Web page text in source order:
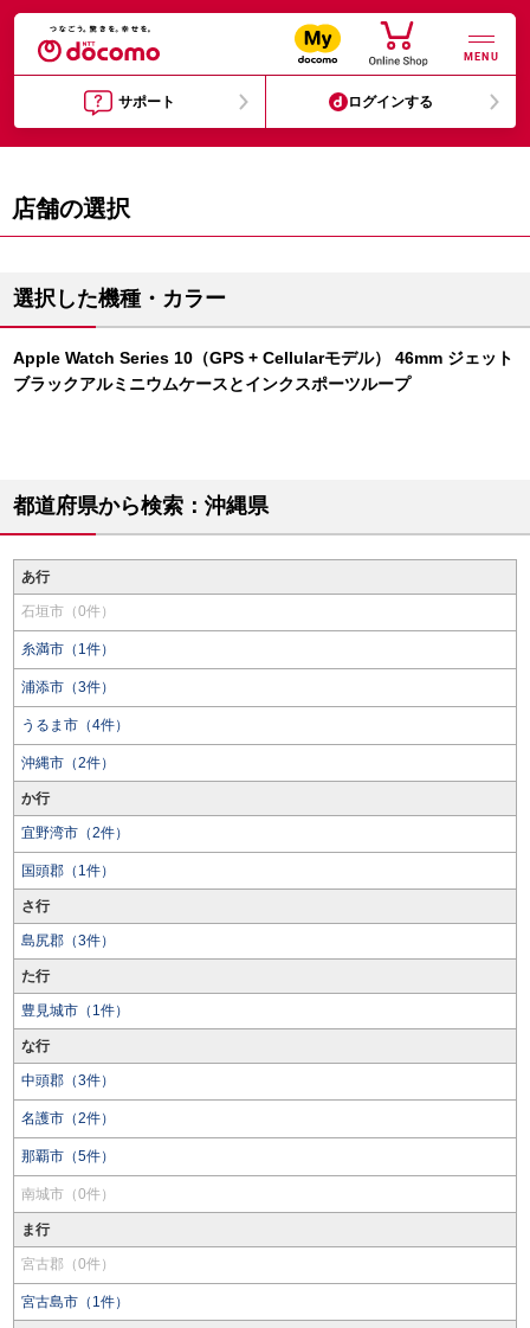
MENU
サポート ログインする
店舗の選択
選択した機種・カラー
Apple Watch Series 10（GPS + Cellularモデル） 46mm ジェット
ブラックアルミニウムケースとインクスポーツループ
都道府県から検索：沖縄県
あ行
石垣市（0件）
糸満市（1件）
浦添市（3件）
うるま市（4件）
沖縄市（2件）
か行
宜野湾市（2件）
国頭郡（1件）
さ行
島尻郡（3件）
た行
豊見城市（1件）
な行
中頭郡（3件）
名護市（2件）
那覇市（5件）
南城市（0件）
ま行
宮古郡（0件）
宮古島市（1件）